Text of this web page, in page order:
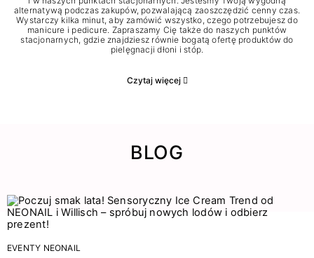
alternatywą podczas zakupów, pozwalającą zaoszczędzić cenny czas.
Wystarczy kilka minut, aby zamówić wszystko, czego potrzebujesz do
manicure i pedicure. Zapraszamy Cię także do naszych punktów
stacjonarnych, gdzie znajdziesz równie bogatą ofertę produktów do
pielęgnacji dłoni i stóp.
Czytaj więcej
BLOG
EVENTY NEONAIL